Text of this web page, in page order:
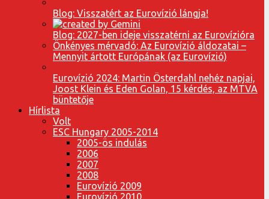
Blog: Visszatért az Eurovízió lángja!
Blog: 2027-ben ideje visszatérni az Eurovízióra
Önkényes mérvadó: Az Eurovízió áldozatai –
Mennyit ártott Európának (az Eurovízió)
Eurovízió 2024: Martin Österdahl nehéz napjai,
Joost Klein és Eden Golan, 15 kérdés, az MTVA
büntetője
Hírlista
Volt
ESC Hungary 2005-2014
2005-ös indulás
2006
2007
2008
Eurovízió 2009
Eurovízió 2010